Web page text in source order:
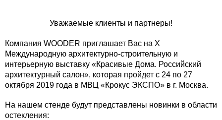
Уважаемые клиенты и партнеры!
Компания WOODER приглашает Вас на Х
Международную архитектурно-строительную и
интерьерную выставку «Красивые Дома. Российский
архитектурный салон», которая пройдет с 24 по 27
октября 2019 года в МВЦ «Крокус ЭКСПО» в г. Москва.
На нашем стенде будут представлены новинки в области
остекления: